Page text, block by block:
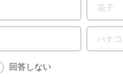
回答しない